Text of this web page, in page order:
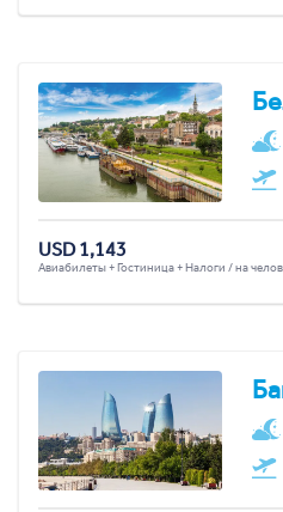
USD 1,143
Авиабилеты + Гостиница + Налоги / на